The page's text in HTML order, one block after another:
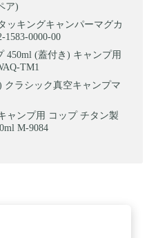
ア)
ッキングキャンパーマグカ
1583-0000-00
450ml (蓋付き) キャンプ用
TM1
クラシック真空キャンプマ
ャンプ用 コップ チタン製
M-9084